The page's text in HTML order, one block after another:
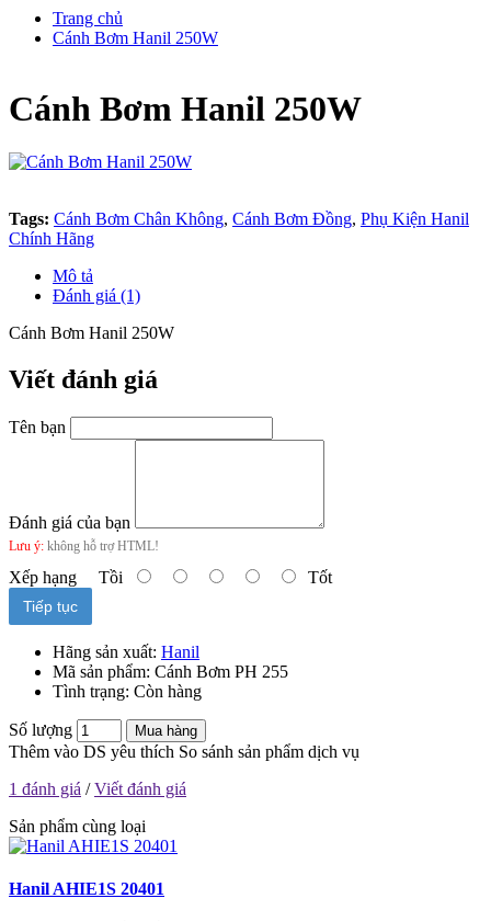
Trang chủ
Cánh Bơm Hanil 250W
Cánh Bơm Hanil 250W
Tags: Cánh Bơm Chân Không, Cánh Bơm Đồng, Phụ Kiện Hanil
Chính Hãng
Mô tả
Đánh giá (1)
Cánh Bơm Hanil 250W
Viết đánh giá
Tên bạn
Đánh giá của bạn
Lưu ý: không hỗ trợ HTML!
Xếp hạng Tồi Tốt
Tiếp tục
Hãng sản xuất: Hanil
Mã sản phẩm: Cánh Bơm PH 255
Tình trạng: Còn hàng
Số lượng Mua hàng
Thêm vào DS yêu thích So sánh sản phẩm dịch vụ
1 đánh giá /Viết đánh giá
Sản phẩm cùng loại
Hanil AHIE1S 20401